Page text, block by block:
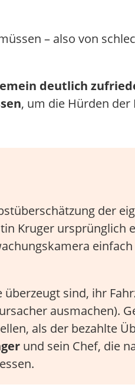
– also von
deutlich
, um die Hürden
der
Kruger ursprünglich
überzeugt sind, ihr
ausmachen).
als der bezahlte
und sein Chef, die